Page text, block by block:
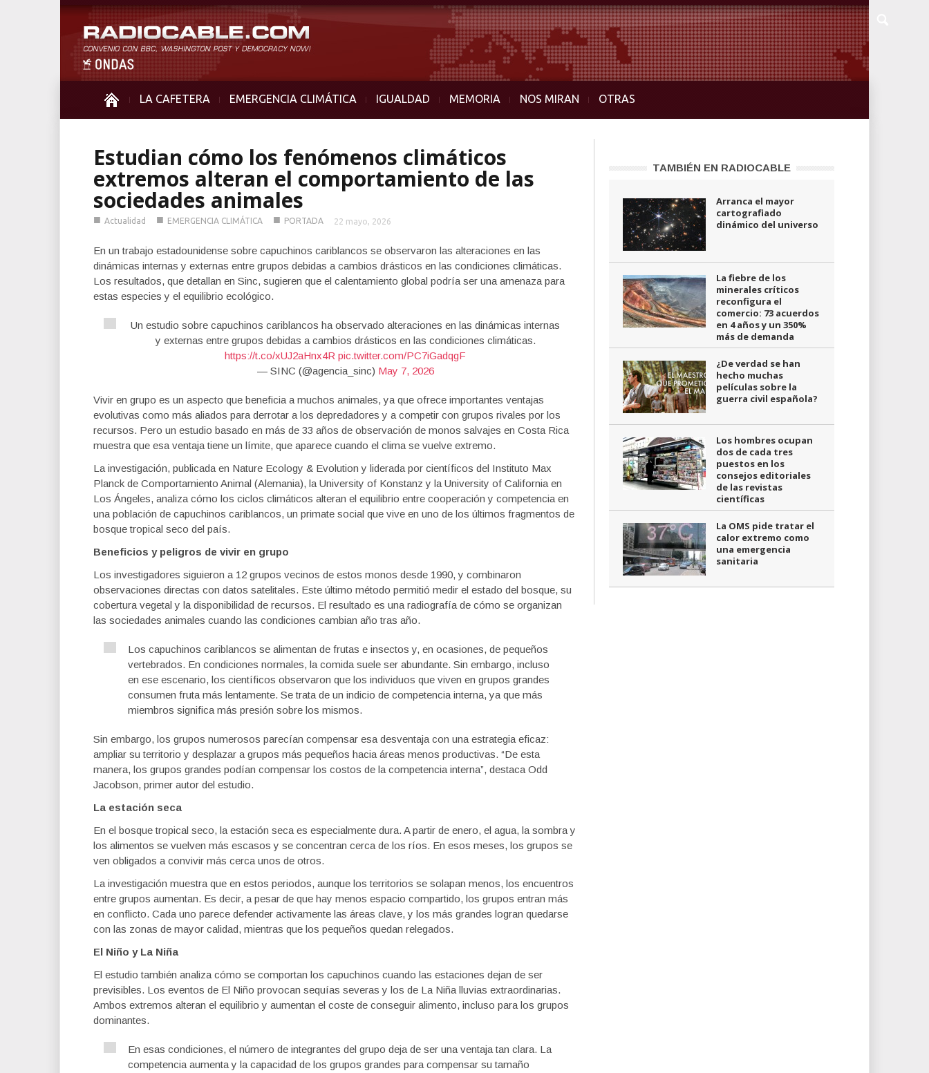
LA CAFETERA EMERGENCIA CLIMÁTICA IGUALDAD MEMORIA NOS MIRAN OTRAS
Estudian cómo los fenómenos climáticos
extremos alteran el comportamiento de las
sociedades animales
■ Actualidad ■ EMERGENCIA CLIMÁTICA ■ PORTADA 22 mayo, 2026
En un trabajo estadounidense sobre capuchinos cariblancos se observaron las alteraciones en las
dinámicas internas y externas entre grupos debidas a cambios drásticos en las condiciones climáticas.
Los resultados, que detallan en Sinc, sugieren que el calentamiento global podría ser una amenaza para
estas especies y el equilibrio ecológico.
Un estudio sobre capuchinos cariblancos ha observado alteraciones en las dinámicas internas
y externas entre grupos debidas a cambios drásticos en las condiciones climáticas.
https://t.co/xUJ2aHnx4R pic.twitter.com/PC7iGadqgF
— SINC (@agencia_sinc) May 7, 2026
Vivir en grupo es un aspecto que beneficia a muchos animales, ya que ofrece importantes ventajas
evolutivas como más aliados para derrotar a los depredadores y a competir con grupos rivales por los
recursos. Pero un estudio basado en más de 33 años de observación de monos salvajes en Costa Rica
muestra que esa ventaja tiene un límite, que aparece cuando el clima se vuelve extremo.
La investigación, publicada en Nature Ecology & Evolution y liderada por científicos del Instituto Max
Planck de Comportamiento Animal (Alemania), la University of Konstanz y la University of California en
Los Ángeles, analiza cómo los ciclos climáticos alteran el equilibrio entre cooperación y competencia en
una población de capuchinos cariblancos, un primate social que vive en uno de los últimos fragmentos de
bosque tropical seco del país.
Beneficios y peligros de vivir en grupo
Los investigadores siguieron a 12 grupos vecinos de estos monos desde 1990, y combinaron
observaciones directas con datos satelitales. Este último método permitió medir el estado del bosque, su
cobertura vegetal y la disponibilidad de recursos. El resultado es una radiografía de cómo se organizan
las sociedades animales cuando las condiciones cambian año tras año.
Los capuchinos cariblancos se alimentan de frutas e insectos y, en ocasiones, de pequeños
vertebrados. En condiciones normales, la comida suele ser abundante. Sin embargo, incluso
en ese escenario, los científicos observaron que los individuos que viven en grupos grandes
consumen fruta más lentamente. Se trata de un indicio de competencia interna, ya que más
miembros significa más presión sobre los mismos.
Sin embargo, los grupos numerosos parecían compensar esa desventaja con una estrategia eficaz:
ampliar su territorio y desplazar a grupos más pequeños hacia áreas menos productivas. “De esta
manera, los grupos grandes podían compensar los costos de la competencia interna”, destaca Odd
Jacobson, primer autor del estudio.
La estación seca
En el bosque tropical seco, la estación seca es especialmente dura. A partir de enero, el agua, la sombra y
los alimentos se vuelven más escasos y se concentran cerca de los ríos. En esos meses, los grupos se
ven obligados a convivir más cerca unos de otros.
La investigación muestra que en estos periodos, aunque los territorios se solapan menos, los encuentros
entre grupos aumentan. Es decir, a pesar de que hay menos espacio compartido, los grupos entran más
en conflicto. Cada uno parece defender activamente las áreas clave, y los más grandes logran quedarse
con las zonas de mayor calidad, mientras que los pequeños quedan relegados.
El Niño y La Niña
El estudio también analiza cómo se comportan los capuchinos cuando las estaciones dejan de ser
previsibles. Los eventos de El Niño provocan sequías severas y los de La Niña lluvias extraordinarias.
Ambos extremos alteran el equilibrio y aumentan el coste de conseguir alimento, incluso para los grupos
dominantes.
En esas condiciones, el número de integrantes del grupo deja de ser una ventaja tan clara. La
competencia aumenta y la capacidad de los grupos grandes para compensar su tamaño
TAMBIÉN EN RADIOCABLE
Arranca el mayor
cartografiado
dinámico del universo
La fiebre de los
minerales críticos
reconfigura el
comercio: 73 acuerdos
en 4 años y un 350%
más de demanda
¿De verdad se han
hecho muchas
películas sobre la
guerra civil española?
Los hombres ocupan
dos de cada tres
puestos en los
consejos editoriales
de las revistas
científicas
La OMS pide tratar el
calor extremo como
una emergencia
sanitaria